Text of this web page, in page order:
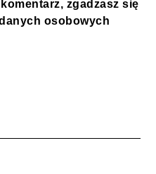
zgadzasz się
osobowych